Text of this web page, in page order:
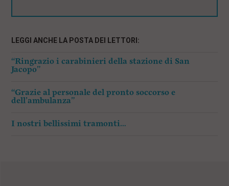
LEGGI ANCHE LA POSTA DEI LETTORI:
“Ringrazio i carabinieri della stazione di San
Jacopo”
“Grazie al personale del pronto soccorso e
dell’ambulanza”
I nostri bellissimi tramonti…